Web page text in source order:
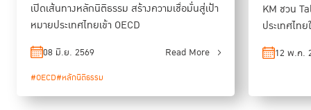
เปิดเส้นทางหลักนิติธรรม สร้างความเชื่อมั่นสู่เป้า
หมายประเทศไทยเข้า OECD
08 มิ.ย. 2569 Read More
#OECD#หลักนิติธรรม
KM ชวน
ประเทศไท
12 พ.ค.